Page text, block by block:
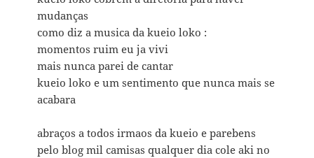
mudanças
como diz a musica da kueio loko :
momentos ruim eu ja vivi
mais nunca parei de cantar
kueio loko e um sentimento que nunca mais se
acabara
abraços a todos irmaos da kueio e parebens
pelo blog mil camisas qualquer dia cole aki no